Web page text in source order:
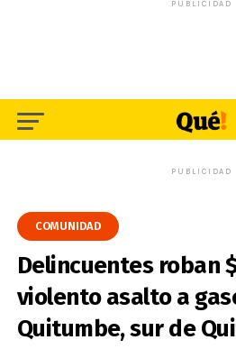
PUBLICIDAD
PUBLICIDAD
COMUNIDAD
Delincuentes roban
violento asalto a
Quitumbe, sur de